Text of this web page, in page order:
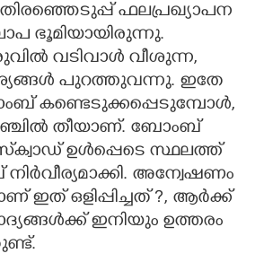
ഫലപ്രഖ്യാപന
ഭൂമിയായിരുന്നു.
വടിവാൾ വീശുന്ന,
പുറത്തുവന്നു. ഇതേ
കണ്ടെടുക്കപ്പെടുമ്പോൾ,
തീയാണ്. ബോംബ്
ഉൾപ്പെടെ സ്ഥലത്ത്
അന്വേഷണം
ഒളിപ്പിച്ചത് ?, ആർക്ക്
ഇനിയും ഉത്തരം